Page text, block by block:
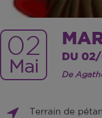
02
Mai
DU
De
Terrain de